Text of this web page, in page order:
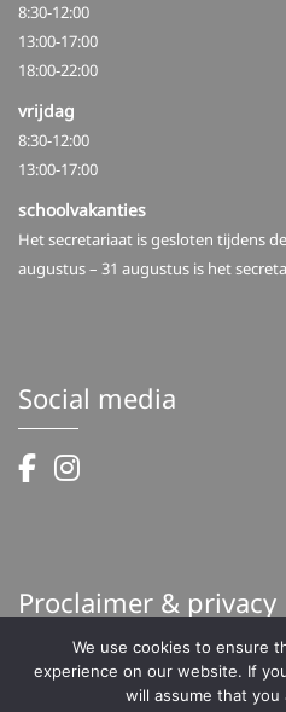
8:30-12:00
13:00-17:00
18:00-22:00
vrijdag
8:30-12:00
13:00-17:00
schoolvakanties
Het secretariaat is gesloten tijdens
augustus – 31 augustus is het
Social media
Proclaimer & privacy
Proclaimer
Privacy
We use cookies to ensure
experience on our website. If
will assume that